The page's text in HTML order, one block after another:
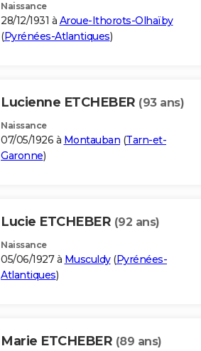
Naissance
28/12/1931 à Aroue-Ithorots-Olhaïby
(Pyrénées-Atlantiques)
Lucienne ETCHEBER (93 ans)
Naissance
07/05/1926 à Montauban (Tarn-et-
Garonne)
Lucie ETCHEBER (92 ans)
Naissance
05/06/1927 à Musculdy(Pyrénées-
Atlantiques)
Marie ETCHEBER (89 ans)